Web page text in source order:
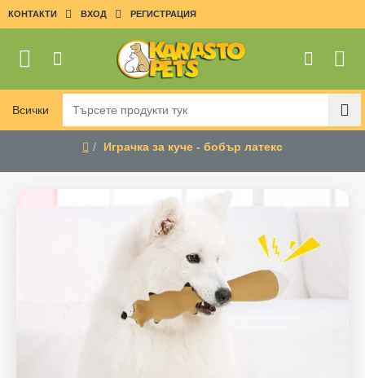
КОНТАКТИ ВХОД РЕГИСТРАЦИЯ
Всички
Търсете
продукти
Играчка за куче - бобър латекс